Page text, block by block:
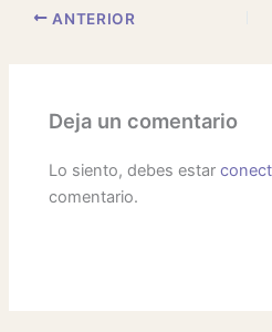
ANTERIOR
Deja un comentario
Lo siento, debes estar
comentario.